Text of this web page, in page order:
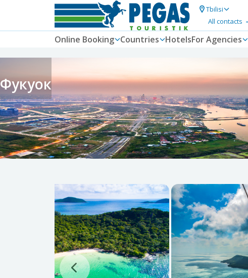
Tbilisi
All contacts
Online Booking Countries HotelsFor Agencies
Фукуок